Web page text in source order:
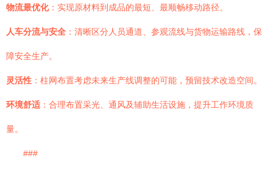
物流最优化：实现原材料到成品的最短、最顺畅移动路径。
人车分流与安全 ：清晰区分人员通道、参观流线与货物运输路线，保
障安全生产。
灵活性 ：柱网布置考虑未来生产线调整的可能，预留技术改造空间。
环境舒适 ：合理布置采光、通风及辅助生活设施，提升工作环境质
量。
###